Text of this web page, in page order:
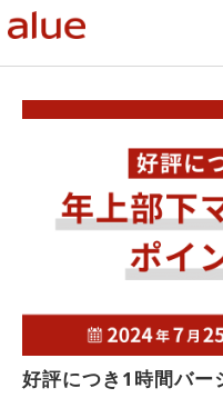
好評につき1時間バー